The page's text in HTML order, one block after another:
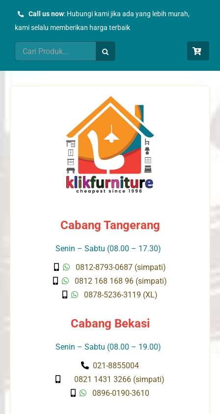
Call us now: Hubungi kami jika ada yang lebih murah,
kami selalu memberikan harga terbaik
Search
for:
Cabang Tangerang
Senin – Sabtu (08.00 – 17.30)
0812-8793-0687 (simpati)
0812 168 168 96 (simpati)
0878-5236-3119 (XL)
Cabang Bekasi
Senin – Sabtu (08.00 – 19.00)
021-8855004
0821 1431 3266 (simpati)
0896-0190-3610